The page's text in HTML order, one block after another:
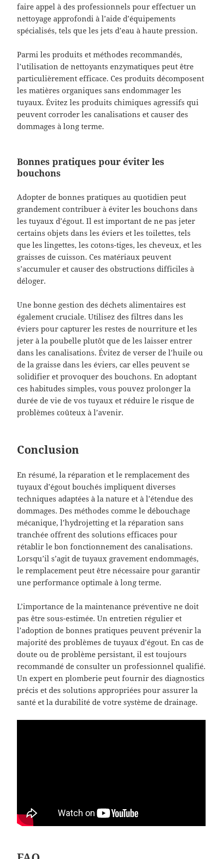
faire appel à des professionnels pour effectuer un
nettoyage approfondi à l’aide d’équipements
spécialisés, tels que les jets d’eau à haute pression.
Parmi les produits et méthodes recommandés,
l’utilisation de nettoyants enzymatiques peut être
particulièrement efficace. Ces produits décomposent
les matières organiques sans endommager les
tuyaux. Évitez les produits chimiques agressifs qui
peuvent corroder les canalisations et causer des
dommages à long terme.
Bonnes pratiques pour éviter les
bouchons
Adopter de bonnes pratiques au quotidien peut
grandement contribuer à éviter les bouchons dans
les tuyaux d’égout. Il est important de ne pas jeter
certains objets dans les éviers et les toilettes, tels
que les lingettes, les cotons-tiges, les cheveux, et les
graisses de cuisson. Ces matériaux peuvent
s’accumuler et causer des obstructions difficiles à
déloger.
Une bonne gestion des déchets alimentaires est
également cruciale. Utilisez des filtres dans les
éviers pour capturer les restes de nourriture et les
jeter à la poubelle plutôt que de les laisser entrer
dans les canalisations. Évitez de verser de l’huile ou
de la graisse dans les éviers, car elles peuvent se
solidifier et provoquer des bouchons. En adoptant
ces habitudes simples, vous pouvez prolonger la
durée de vie de vos tuyaux et réduire le risque de
problèmes coûteux à l’avenir.
Conclusion
En résumé, la réparation et le remplacement des
tuyaux d’égout bouchés impliquent diverses
techniques adaptées à la nature et à l’étendue des
dommages. Des méthodes comme le débouchage
mécanique, l’hydrojetting et la réparation sans
tranchée offrent des solutions efficaces pour
rétablir le bon fonctionnement des canalisations.
Lorsqu’il s’agit de tuyaux gravement endommagés,
le remplacement peut être nécessaire pour garantir
une performance optimale à long terme.
L’importance de la maintenance préventive ne doit
pas être sous-estimée. Un entretien régulier et
l’adoption de bonnes pratiques peuvent prévenir la
majorité des problèmes de tuyaux d’égout. En cas de
doute ou de problème persistant, il est toujours
recommandé de consulter un professionnel qualifié.
Un expert en plomberie peut fournir des diagnostics
précis et des solutions appropriées pour assurer la
santé et la durabilité de votre système de drainage.